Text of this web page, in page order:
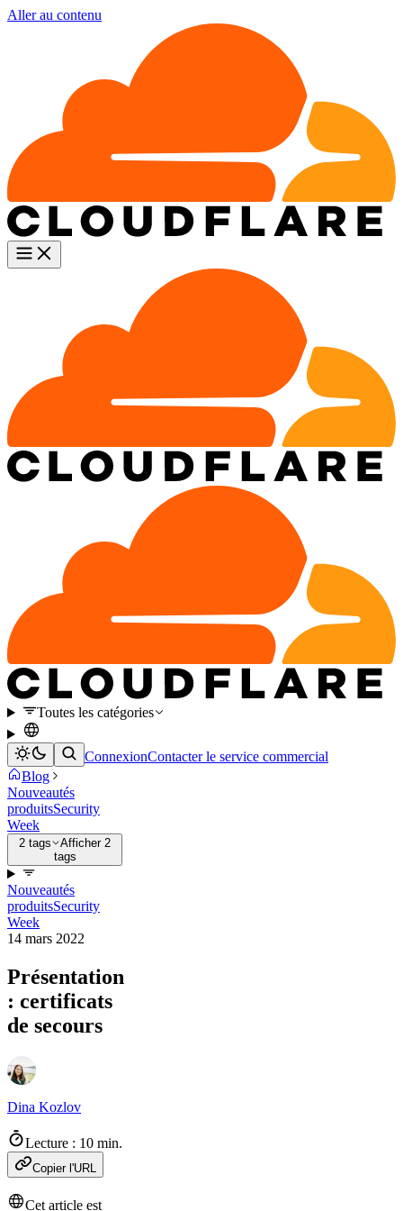
Aller au contenu
Toutes les catégories
ConnexionContacter le service commercial
Blog
Nouveautés
produitsSecurity
Week
2 tags
Afficher 2
tags
Nouveautés
produitsSecurity
Week
14 mars 2022
Présentation
: certificats
de secours
Dina Kozlov
Lecture : 10 min.
Copier l'URL
Cet article est